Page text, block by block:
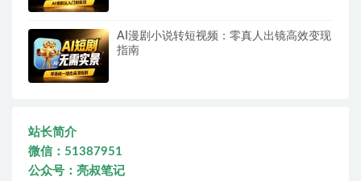
AI漫剧小说转短视频：零真人出镜高效变现
指南
站长简介
微信：51387951
公众号：亮叔笔记